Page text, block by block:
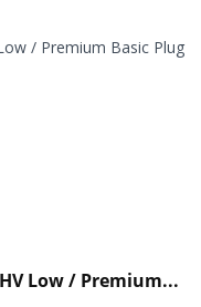
Low / Premium...